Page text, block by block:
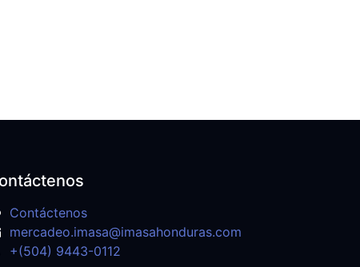
Contáctenos
mercadeo.imasa@imasahonduras.com
+(504) 9443-0112